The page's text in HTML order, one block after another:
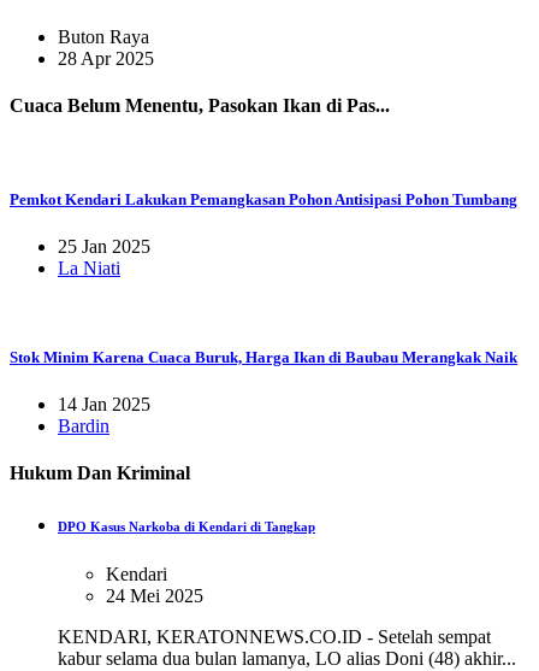
Buton Raya
28 Apr 2025
Cuaca Belum Menentu, Pasokan Ikan di Pas...
Pemkot Kendari Lakukan Pemangkasan Pohon Antisipasi Pohon Tumbang
25 Jan 2025
La Niati
Stok Minim Karena Cuaca Buruk, Harga Ikan di Baubau Merangkak Naik
14 Jan 2025
Bardin
Hukum Dan Kriminal
DPO Kasus Narkoba di Kendari di Tangkap
Kendari
24 Mei 2025
KENDARI, KERATONNEWS.CO.ID - Setelah sempat
kabur selama dua bulan lamanya, LO alias Doni (48) akhir...